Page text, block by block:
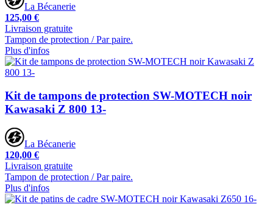
La Bécanerie
125,00 €
Livraison gratuite
Tampon de protection / Par paire.
Plus d'infos
Kit de tampons de protection SW-MOTECH noir
Kawasaki Z 800 13-
La Bécanerie
120,00 €
Livraison gratuite
Tampon de protection / Par paire.
Plus d'infos